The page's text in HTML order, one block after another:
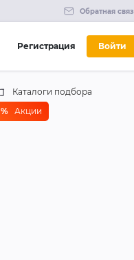
Обратная
Регистрация Войти
Каталоги подбора
% Акции